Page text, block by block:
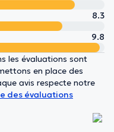
8.3
9.8
les évaluations sont
en place des
avis respecte notre
des évaluations